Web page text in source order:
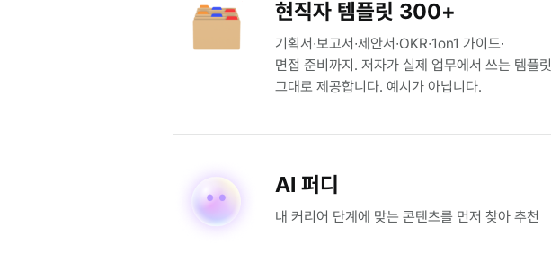
현직자 템플릿 300+
기획서∙보고서∙제안서∙OKR∙1on1 가이드∙
면접 준비까지. 저자가 실제 업무에서 쓰는 템플릿
그대로 제공합니다. 예시가 아닙니다.
AI 퍼디
내 커리어 단계에 맞는 콘텐츠를 먼저 찾아 추천